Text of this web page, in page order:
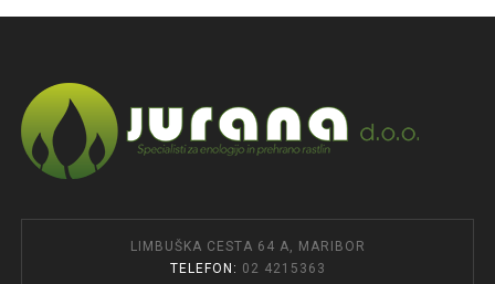
LIMBUŠKA CESTA 64 A, MARIBOR
TELEFON: 02 4215363